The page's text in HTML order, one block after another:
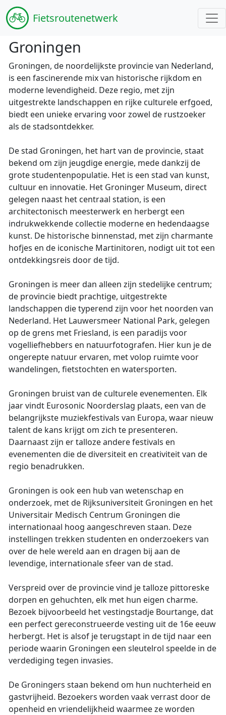
Fietsroutenetwerk
Groningen
Groningen, de noordelijkste provincie van Nederland,
is een fascinerende mix van historische rijkdom en
moderne levendigheid. Deze regio, met zijn
uitgestrekte landschappen en rijke culturele erfgoed,
biedt een unieke ervaring voor zowel de rustzoeker
als de stadsontdekker.
De stad Groningen, het hart van de provincie, staat
bekend om zijn jeugdige energie, mede dankzij de
grote studentenpopulatie. Het is een stad van kunst,
cultuur en innovatie. Het Groninger Museum, direct
gelegen naast het centraal station, is een
architectonisch meesterwerk en herbergt een
indrukwekkende collectie moderne en hedendaagse
kunst. De historische binnenstad, met zijn charmante
hofjes en de iconische Martinitoren, nodigt uit tot een
ontdekkingsreis door de tijd.
Groningen is meer dan alleen zijn stedelijke centrum;
de provincie biedt prachtige, uitgestrekte
landschappen die typerend zijn voor het noorden van
Nederland. Het Lauwersmeer National Park, gelegen
op de grens met Friesland, is een paradijs voor
vogelliefhebbers en natuurfotografen. Hier kun je de
ongerepte natuur ervaren, met volop ruimte voor
wandelingen, fietstochten en watersporten.
Groningen bruist van de culturele evenementen. Elk
jaar vindt Eurosonic Noorderslag plaats, een van de
belangrijkste muziekfestivals van Europa, waar nieuw
talent de kans krijgt om zich te presenteren.
Daarnaast zijn er talloze andere festivals en
evenementen die de diversiteit en creativiteit van de
regio benadrukken.
Groningen is ook een hub van wetenschap en
onderzoek, met de Rijksuniversiteit Groningen en het
Universitair Medisch Centrum Groningen die
internationaal hoog aangeschreven staan. Deze
instellingen trekken studenten en onderzoekers van
over de hele wereld aan en dragen bij aan de
levendige, internationale sfeer van de stad.
Verspreid over de provincie vind je talloze pittoreske
dorpen en gehuchten, elk met hun eigen charme.
Bezoek bijvoorbeeld het vestingstadje Bourtange, dat
een perfect gereconstrueerde vesting uit de 16e eeuw
herbergt. Het is alsof je terugstapt in de tijd naar een
periode waarin Groningen een sleutelrol speelde in de
verdediging tegen invasies.
De Groningers staan bekend om hun nuchterheid en
gastvrijheid. Bezoekers worden vaak verrast door de
openheid en vriendelijkheid waarmee ze worden